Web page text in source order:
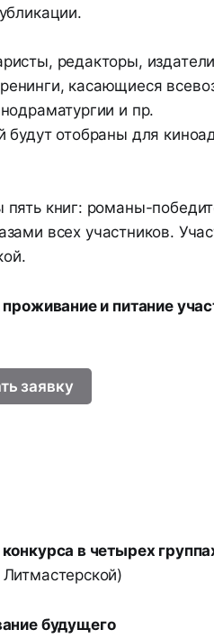
редакторы,
касающиеся
и пр.
будут отобраны для
пять книг: романы-
всех участников.
и питание
заявку
в четырех
будущего